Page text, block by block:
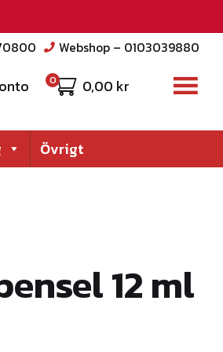
Webshop – 0103039880
0 0,00 kr
Övrigt
12 ml